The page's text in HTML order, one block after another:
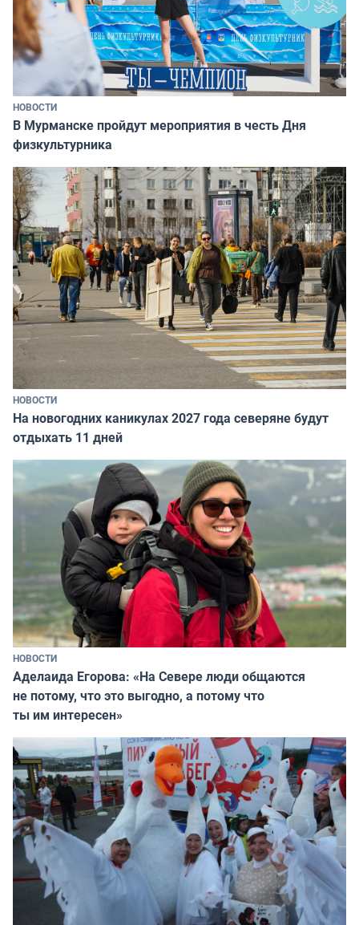
НОВОСТИ
В Мурманске пройдут мероприятия в честь Дня
физкультурника
НОВОСТИ
На новогодних каникулах 2027 года северяне будут
отдыхать 11 дней
НОВОСТИ
Аделаида Егорова: «На Севере люди общаются
не потому, что это выгодно, а потому что
ты им интересен»